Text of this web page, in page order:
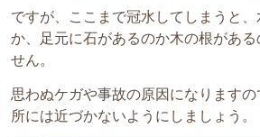
ですが、ここまで冠水してしまうと
か、足元に石があるのか木の根があ
せん。
思わぬケガや事故の原因になります
所には近づかないようにしましょう。